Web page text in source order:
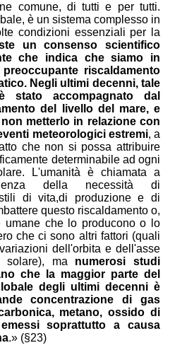
comune, di tutti e per tutti.
è un sistema complesso in
condizioni essenziali per la
un consenso scientifico
che indica che siamo in
riscaldamento
Negli ultimi decenni, tale
stato accompagnato dal
del livello del mare, e
metterlo in relazione con
meteorologici estremi, a
che non si possa attribuire
determinabile ad ogni
L'umanità è chiamata a
della necessità di
di vita,di produzione e di
questo riscaldamento o,
umane che lo producono o lo
che ci sono altri fattori (quali
dell'orbita e dell'asse
solare), ma numerosi studi
che la maggior parte del
degli ultimi decenni è
concentrazione di gas
metano, ossido di
soprattutto a causa
.» (§23)